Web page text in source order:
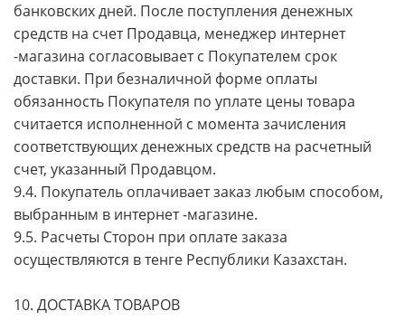
банковских дней. После поступления денежных
средств на счет Продавца, менеджер интернет
-магазина согласовывает с Покупателем срок
доставки. При безналичной форме оплаты
обязанность Покупателя по уплате цены товара
считается исполненной с момента зачисления
соответствующих денежных средств на расчетный
счет, указанный Продавцом.
9.4. Покупатель оплачивает заказ любым способом,
выбранным в интернет -магазине.
9.5. Расчеты Сторон при оплате заказа
осуществляются в тенге Республики Казахстан.
10. ДОСТАВКА ТОВАРОВ